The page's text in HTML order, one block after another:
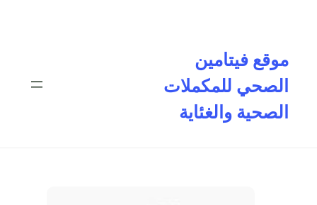
موقع فيتامين
الصحي للمكملات
الصحية والغئاية